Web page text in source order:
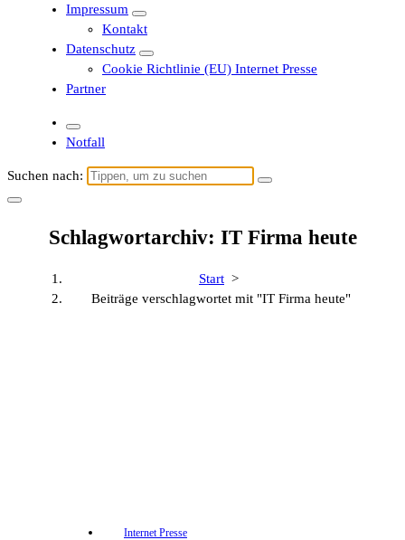
Impressum
Kontakt
Datenschutz
Cookie Richtlinie (EU) Internet Presse
Partner
Notfall
Suchen nach:
Schlagwortarchiv: IT Firma heute
Start >
Beiträge verschlagwortet mit "IT Firma heute"
Internet Presse